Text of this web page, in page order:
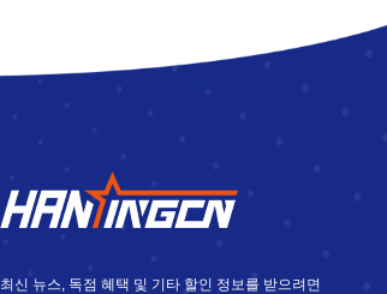
최신 뉴스, 독점 혜택 및 기타 할인 정보를 받으려면